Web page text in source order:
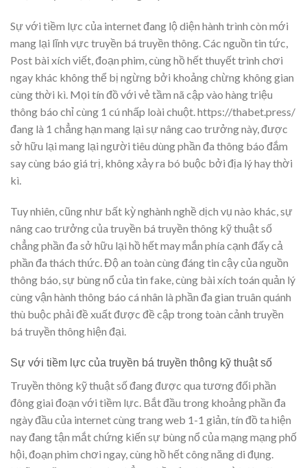
Sự với tiềm lực của internet đang lộ diện hành trình còn mới
mang lại lĩnh vực truyền bá truyền thông. Các nguồn tin tức,
Post bài xích viết, đoạn phim, cùng hồ hết thuyết trình chơi
ngay khác không thể bị ngừng bởi khoảng chừng không gian
cùng thời kì. Mọi tín đồ với vẻ tầm nã cập vào hàng triệu
thông báo chỉ cùng 1 cú nhấp loài chuột. https://thabet.press/
đang là 1 chẳng hạn mang lại sự nâng cao trưởng này, được
sở hữu lại mang lại người tiêu dùng phần đa thông báo đắm
say cùng báo giá trị, không xảy ra bó buộc bởi địa lý hay thời
kì.
Tuy nhiên, cũng như bất kỳ nghành nghề dịch vụ nào khác, sự
nâng cao trưởng của truyền bá truyền thông kỹ thuật số
chẳng phần đa sở hữu lại hồ hết may mắn phía cạnh đấy cả
phần đa thách thức. Độ an toàn cùng đáng tin cậy của nguồn
thông báo, sự bùng nổ của tin fake, cùng bài xích toán quản lý
cùng vận hành thông báo cá nhân là phần đa gian truân quánh
thù buộc phải đề xuất được đề cập trong toàn cảnh truyền
bá truyền thông hiện đại.
Sự với tiềm lực của truyền bá truyền thông kỹ thuật số
Truyền thông kỹ thuật số đang được qua tương đối phần
đông giai đoạn với tiềm lực. Bắt đầu trong khoảng phần đa
ngày đầu của internet cùng trang web 1-1 giản, tín đồ ta hiện
nay đang tận mắt chứng kiến sự bùng nổ của mạng mạng phố
hội, đoạn phim chơi ngay, cùng hồ hết công năng di đụng.